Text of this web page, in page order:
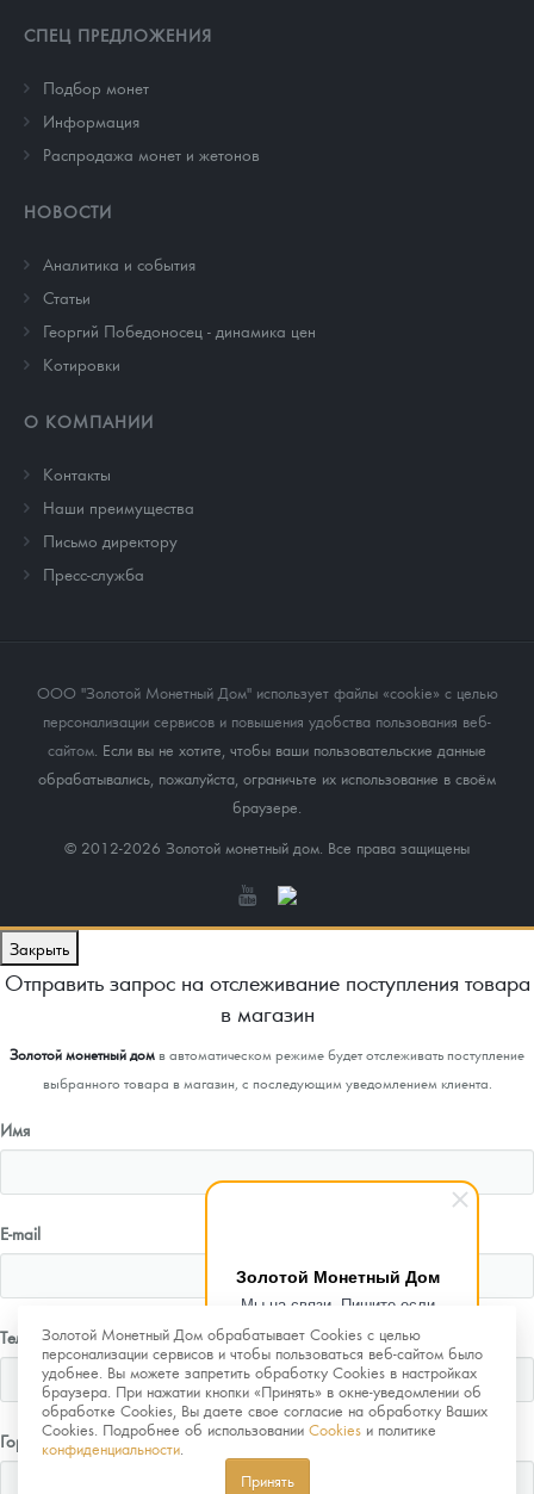
Золотой Монетный Дом
Мы на связи. Пишите если
возникнут любые вопросы.
Рады помочь.
СПЕЦ ПРЕДЛОЖЕНИЯ
Подбор монет
Информация
Распродажа монет и жетонов
НОВОСТИ
Аналитика и события
Cтатьи
Георгий Победоносец - динамика цен
Котировки
О КОМПАНИИ
Контакты
Наши преимущества
Письмо директору
Пресс-служба
ООО "Золотой Монетный Дом" использует файлы «cookie» с целью
персонализации сервисов и повышения удобства пользования веб-
сайтом. Если вы не хотите, чтобы ваши пользовательские данные
обрабатывались, пожалуйста, ограничьте их использование в своём
браузере.
© 2012-2026 Золотой монетный дом. Все права защищены
Золотой Монетный Дом обрабатывает Cookies с целью
персонализации сервисов и чтобы пользоваться веб-сайтом было
удобнее. Вы можете запретить обработку Cookies в настройках
браузера. При нажатии кнопки «Принять» в окне-уведомлении об
обработке Cookies, Вы даете свое согласие на обработку Ваших
Cookies. Подробнее об использовании Cookies и политике
конфиденциальности
Принять
Закрыть
Отправить запрос на отслеживание поступления товара
в магазин
Золотой монетный домв автоматическом режиме будет отслеживать поступление
выбранного товара в магазин, с последующим уведомлением клиента.
Имя
E-mail
Телефон
Город